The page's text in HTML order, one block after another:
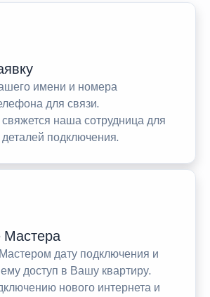
имени и номера
для связи.
наша сотрудница для
подключения.
Мастера
дату подключения и
доступ в Вашу квартиру.
нового интернета и